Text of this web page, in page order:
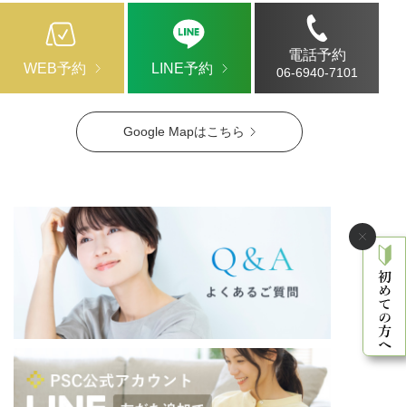
Google Mapはこちら
WEB予約 LINE予約
電話予約
06-6940-7101